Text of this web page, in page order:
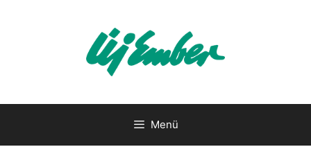
Menü